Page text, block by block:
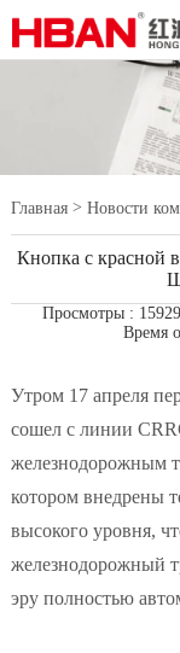
Главная> Новости
Кнопка с красной
Просмотры : 15929
Время
Утром 17 апреля
сошел с линии
железнодорожным
котором внедрены
высокого уровня,
железнодорожный
эру полностью